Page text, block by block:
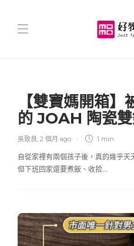
【雙寶媽開箱
的 JOAH 陶瓷
吳致良, 2 個月 ago 1 min
自從家裡有兩個孩子後，真的幾乎天
但下班回家還要煮飯、收拾…